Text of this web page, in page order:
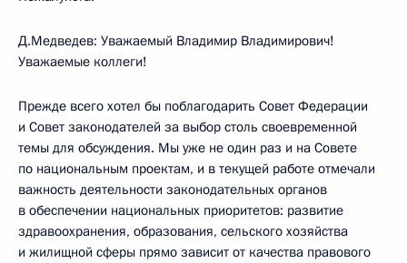
Д.Медведев: Уважаемый Владимир Владимирович!
Уважаемые коллеги!
Прежде всего хотел бы поблагодарить Совет Федерации
и Совет законодателей за выбор столь своевременной
темы для обсуждения. Мы уже не один раз и на Совете
по национальным проектам, и в текущей работе отмечали
важность деятельности законодательных органов
в обеспечении национальных приоритетов: развитие
здравоохранения, образования, сельского хозяйства
и жилищной сферы прямо зависит от качества правового